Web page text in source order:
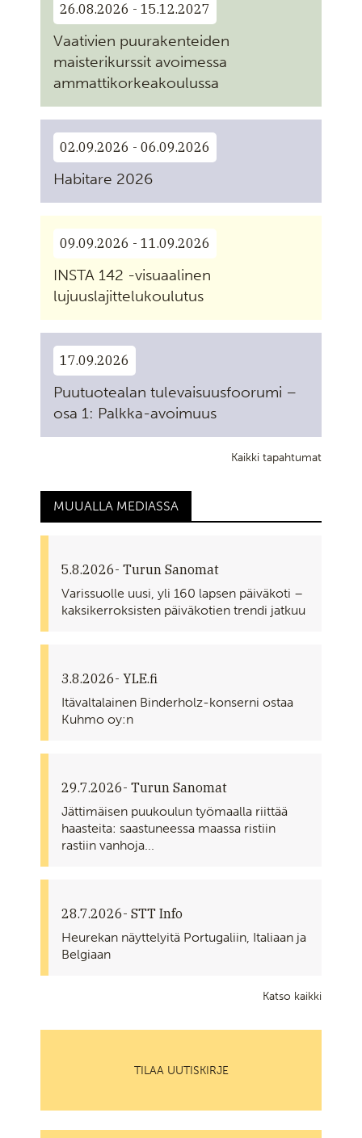
26.08.2026 - 15.12.2027
Vaativien puurakenteiden
maisterikurssit avoimessa
ammattikorkeakoulussa
02.09.2026 - 06.09.2026
Habitare 2026
09.09.2026 - 11.09.2026
INSTA 142 -visuaalinen
lujuuslajittelukoulutus
17.09.2026
Puutuotealan tulevaisuusfoorumi –
osa 1: Palkka-avoimuus
Kaikki tapahtumat
MUUALLA MEDIASSA
5.8.2026- Turun Sanomat
Varissuolle uusi, yli 160 lapsen päiväkoti –
kaksikerroksisten päiväkotien trendi jatkuu
3.8.2026- YLE.fi
Itävaltalainen Binderholz-konserni ostaa
Kuhmo oy:n
29.7.2026- Turun Sanomat
Jättimäisen puukoulun työmaalla riittää
haasteita: saastuneessa maassa ristiin
rastiin vanhoja...
28.7.2026- STT Info
Heurekan näyttelyitä Portugaliin, Italiaan ja
Belgiaan
Katso kaikki
TILAA UUTISKIRJE